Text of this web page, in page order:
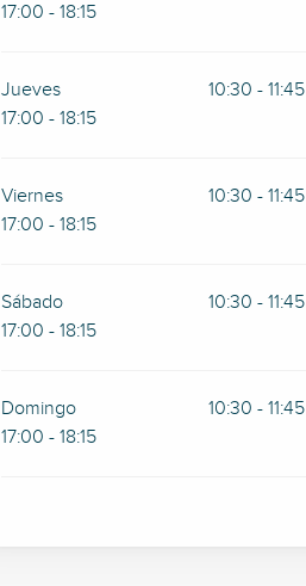
17:00 - 18:15
Jueves 10:30 - 11:45
17:00 - 18:15
Viernes 10:30 - 11:45
17:00 - 18:15
Sábado 10:30 - 11:45
17:00 - 18:15
Domingo 10:30 - 11:45
17:00 - 18:15